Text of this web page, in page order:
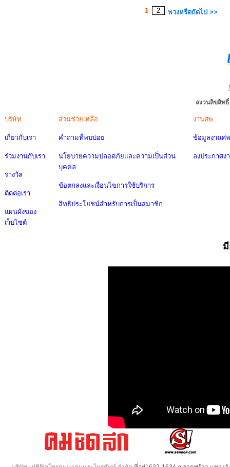
1 2 พวงหรีดถัดไป >>
สงวนลิขสิท
บริษัท
เกี่ยวกับเรา
ร่วมงานกับเรา
รางวัล
ติดต่อเรา
แผนผังของ
เว็บไซต์
ส่วนช่วยเหลือ
คำถามที่พบบ่อย
นโยบายความปลอดภัยและความเป็นส่วน
บุคคล
ข้อตกลงและเงื่อนไขการใช้บริการ
สิทธิประโยชน์สำหรับการเป็นสมาชิก
งานศพ
ข้อมูลงานศพ
ลงประกาศง